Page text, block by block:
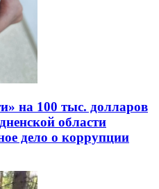
на 100 тыс. долларов
области
дело о коррупции